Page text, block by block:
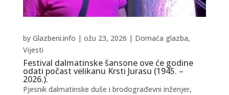
Festival dalmatinske šansone ove će godine
odati počast velikanu Krsti Jurasu (1945. –
2026.).
by Glazbeni.info | ožu 23, 2026 | Domaća glazba,
Vijesti
Pjesnik dalmatinske duše i brodograđevni inženjer,